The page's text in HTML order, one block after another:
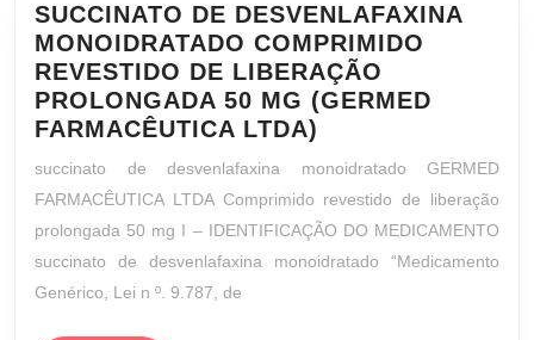
SUCCINATO DE DESVENLAFAXINA
MONOIDRATADO COMPRIMIDO
REVESTIDO DE LIBERAÇÃO
PROLONGADA 50 MG (GERMED
FARMACÊUTICA LTDA)
DE
MONOIDRATADO
COMPRIMIDO
REVESTIDO
succinato de desvenlafaxina monoidratado GERMED
FARMACÊUTICA LTDA Comprimido revestido de liberação
prolongada 50 mg I – IDENTIFICAÇÃO DO MEDICAMENTO
succinato de desvenlafaxina monoidratado “Medicamento
Genérico, Lei n º. 9.787, de